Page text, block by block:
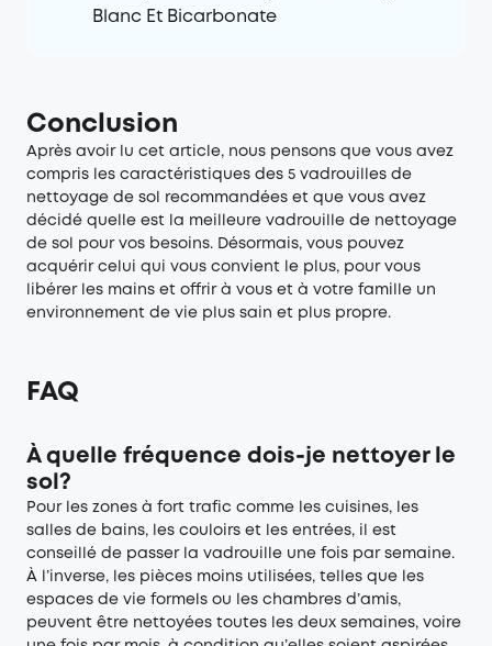
Blanc Et Bicarbonate
Conclusion
Après avoir lu cet article, nous pensons que vous avez
compris les caractéristiques des 5 vadrouilles de
nettoyage de sol recommandées et que vous avez
décidé quelle est la meilleure vadrouille de nettoyage
de sol pour vos besoins. Désormais, vous pouvez
acquérir celui qui vous convient le plus, pour vous
libérer les mains et offrir à vous et à votre famille un
environnement de vie plus sain et plus propre.
FAQ
À quelle fréquence dois-je nettoyer le
sol?
Pour les zones à fort trafic comme les cuisines, les
salles de bains, les couloirs et les entrées, il est
conseillé de passer la vadrouille une fois par semaine.
À l’inverse, les pièces moins utilisées, telles que les
espaces de vie formels ou les chambres d’amis,
peuvent être nettoyées toutes les deux semaines, voire